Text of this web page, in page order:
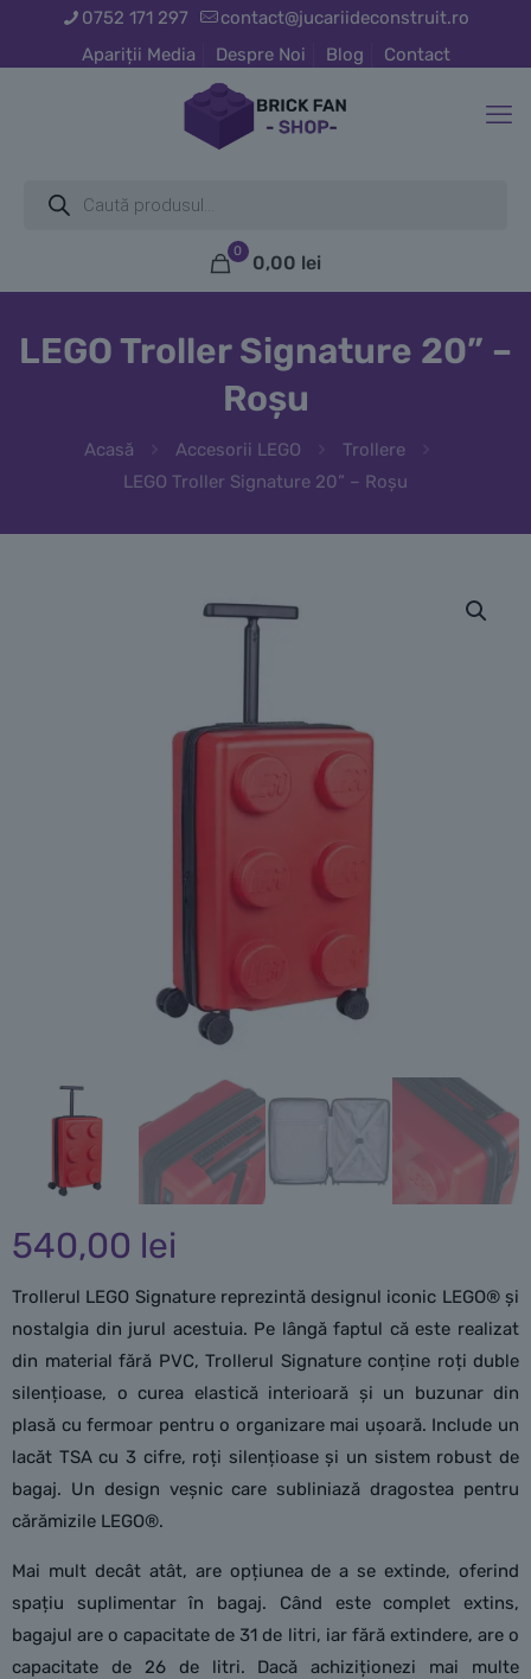
0752 171 297
contact@jucariideconstruit.ro
Apariții Media
Despre Noi Blog Contact
search
0
0,00 lei
LEGO Troller Signature 20” –
Roșu
Acasă Accesorii LEGO
Trollere
LEGO Troller Signature 20” – Roșu
540,00 lei
Trollerul LEGO Signature reprezintă designul iconic LEGO® și
nostalgia din jurul acestuia. Pe lângă faptul că este realizat
din material fără PVC, Trollerul Signature conține roți duble
silențioase, o curea elastică interioară și un buzunar din
plasă cu fermoar pentru o organizare mai ușoară. Include un
lacăt TSA cu 3 cifre, roți silențioase și un sistem robust de
bagaj. Un design veșnic care subliniază dragostea pentru
cărămizile LEGO®.
Mai mult decât atât, are opțiunea de a se extinde, oferind
spațiu suplimentar în bagaj. Când este complet extins,
bagajul are o capacitate de 31 de litri, iar fără extindere, are o
capacitate de 26 de litri. Dacă achiziționezi mai multe